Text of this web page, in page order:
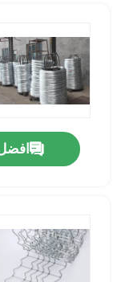
اتصل بنا
القضايا
توسيع شبكة
شبكة أسلاك